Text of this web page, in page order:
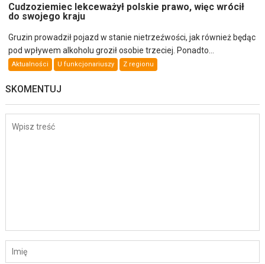
Cudzoziemiec lekceważył polskie prawo, więc wrócił
do swojego kraju
Gruzin prowadził pojazd w stanie nietrzeźwości, jak również będąc
pod wpływem alkoholu groził osobie trzeciej. Ponadto...
Aktualności U funkcjonariuszy Z regionu
SKOMENTUJ